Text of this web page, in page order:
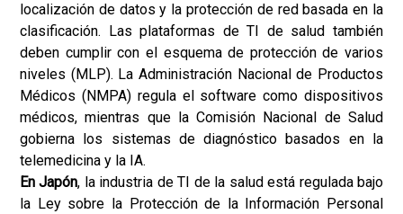
localización de datos y la protección de red basada en la
clasificación. Las plataformas de TI de salud también
deben cumplir con el esquema de protección de varios
niveles (MLP). La Administración Nacional de Productos
Médicos (NMPA) regula el software como dispositivos
médicos, mientras que la Comisión Nacional de Salud
gobierna los sistemas de diagnóstico basados en la
telemedicina y la IA.
En Japón, la industria de TI de la salud está regulada bajo
la Ley sobre la Protección de la Información Personal